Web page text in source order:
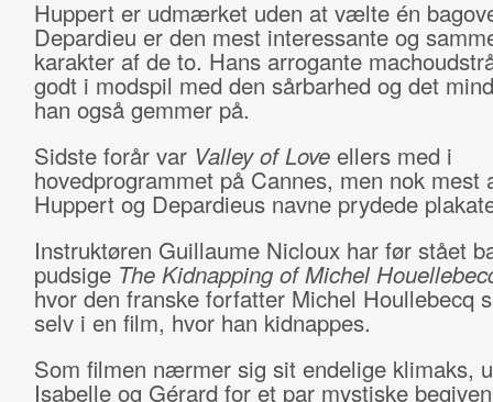
Huppert er udmærket uden at vælte én
Depardieu er den mest interessante og
karakter af de to. Hans arrogante
godt i modspil med den sårbarhed og det
han også gemmer på.
Sidste forår var Valley of Loveellers med i
hovedprogrammet på Cannes, men nok mest
Huppert og Depardieus navne prydede
Instruktøren Guillaume Nicloux har før stået
pudsige The Kidnapping of Michel
hvor den franske forfatter Michel Houllebecq
selv i en film, hvor han kidnappes.
Som filmen nærmer sig sit endelige klimaks,
Isabelle og Gérard for et par mystiske